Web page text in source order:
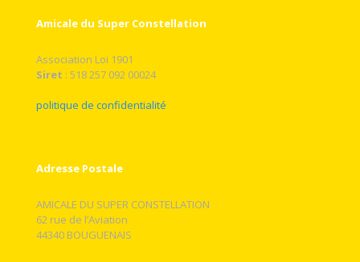
Amicale du Super Constellation
Association Loi 1901
Siret : 518 257 092 00024
politique de confidentialité
Adresse Postale
AMICALE DU SUPER CONSTELLATION
62 rue de l’Aviation
44340 BOUGUENAIS